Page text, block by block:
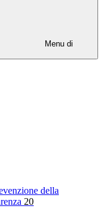
Menu di
della
20